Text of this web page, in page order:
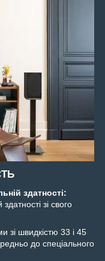
здатності:
зі свого
зі швидкістю 33 і 45
до спеціального